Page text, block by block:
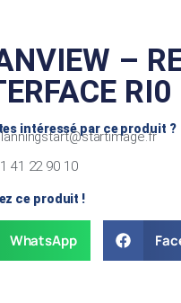
–
RI0
intéressé par ce produit ?
41 22 90 10
ce produit !
WhatsApp